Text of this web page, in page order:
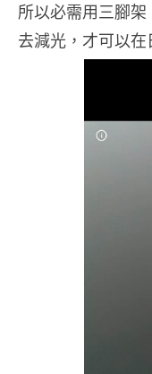
所以必需用三腳
去減光，才可以在